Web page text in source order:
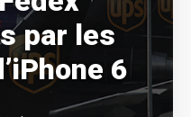
par les
6